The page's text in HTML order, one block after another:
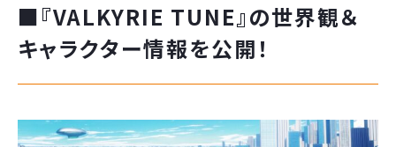
■『VALKYRIE TUNE』の世界観＆
キャラクター情報を公開！